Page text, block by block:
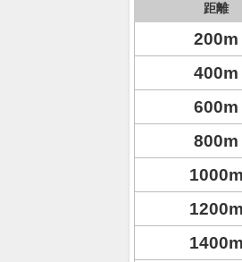
距離
200m
400m
600m
800m
1000m
1200m
1400m